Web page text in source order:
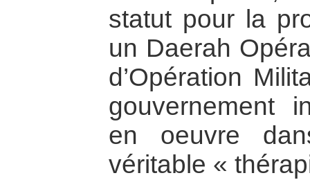
statut pour la
un Daerah
d’Opération
gouvernement
en oeuvre
véritable «